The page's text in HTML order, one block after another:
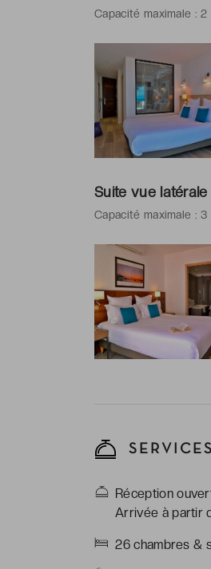
Capacité maximale :
Suite vue latérale
Capacité maximale :
Réception
Arrivée à partir
26 chambres &